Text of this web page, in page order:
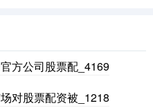
0.00 0.00%
方公司股票配_4169
对股票配资被_1218